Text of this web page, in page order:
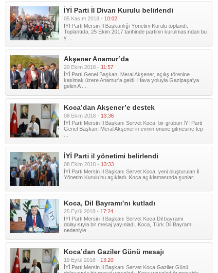
İYİ Parti İl Divan Kurulu belirlendi
05 Kasım 2018 - 10:02
İYİ Parti Mersin İl Başkanlığı Yönetim Kurulu toplandı.
Toplantıda, 25 Ekim 2017 tarihinde partinin kurulmasından bu
y ...
Akşener Anamur’da
20 Ekim 2018 - 11:57
İYİ Parti Genel Başkanı Meral Akşener, açılış törenine
katılmak üzere Anamur'a geldi. Hava yoluyla Gazipaşa'ya
gelen A ...
Koca’dan Akşener’e destek
08 Ekim 2018 - 13:36
İYİ Parti Mersin İl Başkanı Servet Koca, bir grubun İYİ Parti
Genel Başkanı Meral Akşener’in evinin önüne gitmesine tep
İYİ Parti il yönetimi belirlendi
08 Ekim 2018 - 13:33
İYİ Parti Mersin İl Başkanı Servet Koca, yeni oluşturulan İl
Yönetim Kurulu’nu açıkladı. Koca açıklamasında şunları ...
Koca, Dil Bayramı’nı kutladı
25 Eylül 2018 - 17:24
İYİ Parti Mersin İl Başkanı Servet Koca Dil bayramı
dolayısıyla bir mesaj yayınladı. Koca, Türk Dil Bayramı
nedeniyle ...
Koca’dan Gaziler Günü mesajı
19 Eylül 2018 - 13:20
İYİ Parti Mersin İl Başkanı Servet Koca Gaziler Günü